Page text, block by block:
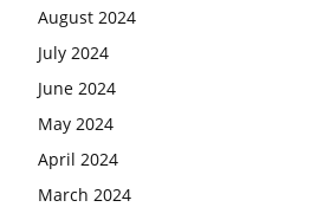
August 2024
July 2024
June 2024
May 2024
April 2024
March 2024